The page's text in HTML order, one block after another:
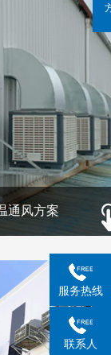
通风方案
服务热线
联系人